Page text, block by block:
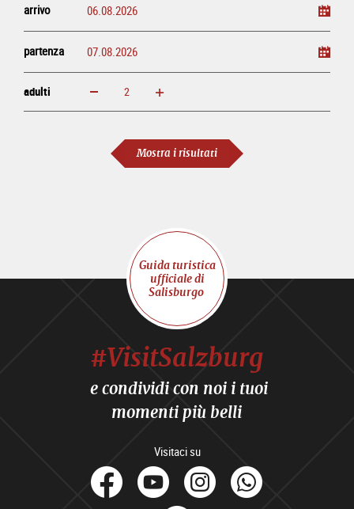
arrivo
partenza
adulti ingrandisci diminuisci
Mostra i risultati
Guida turistica
ufficiale di
Salisburgo
#VisitSalzburg
e condividi con noi i tuoi
momenti più belli
Visitaci su
facebook
YoutubeInstagram